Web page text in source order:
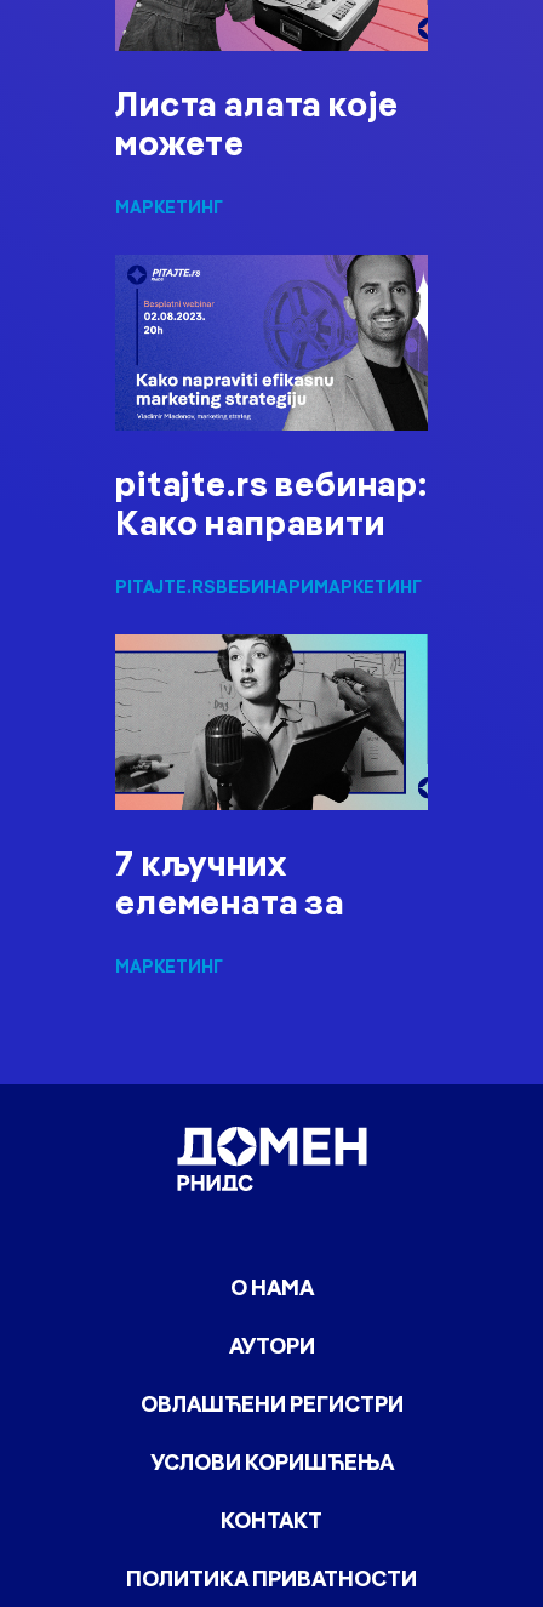
Листа алата које
можете
МАРКЕТИНГ
pitajte.rs вебинар:
Како направити
PITAJTE.RSВЕБИНАРИМАРКЕТИНГ
7 кључних
елемената за
МАРКЕТИНГ
О НАМА
АУТОРИ
ОВЛАШЋЕНИ РЕГИСТРИ
УСЛОВИ КОРИШЋЕЊА
КОНТАКТ
ПОЛИТИКА ПРИВАТНОСТИ